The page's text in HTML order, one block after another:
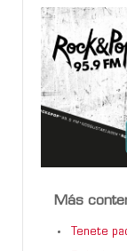
Más
Tenete